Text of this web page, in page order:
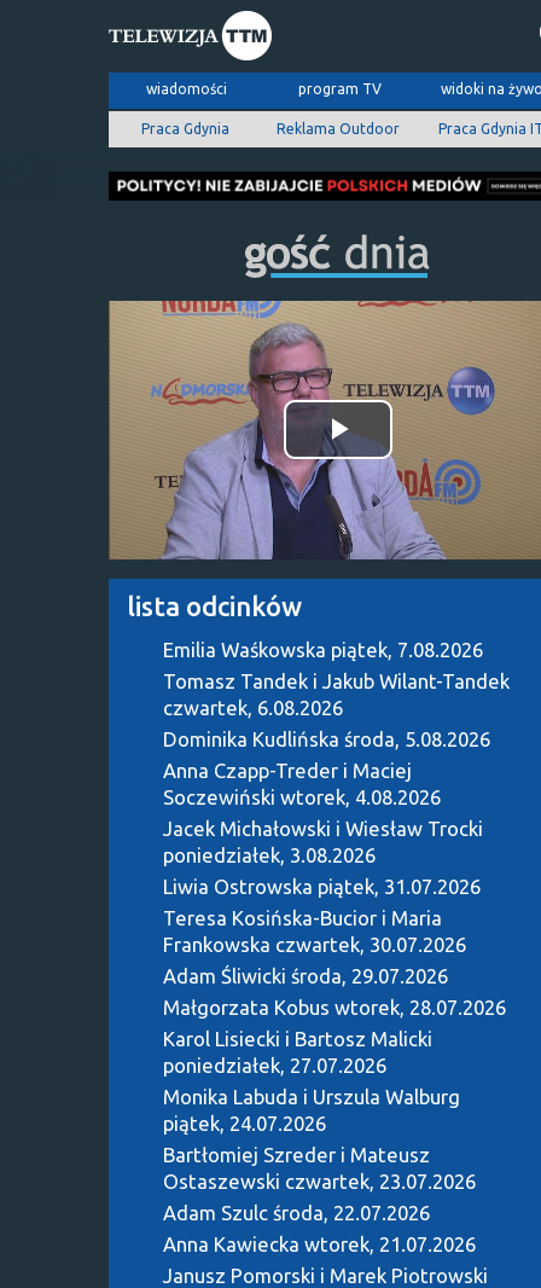
wiadomości program TV widoki na
Praca Gdynia Reklama Outdoor Praca Gdynia
Odtwórz
wideo
lista odcinków
Emilia Waśkowska piątek, 7.08.2026
Tomasz Tandek i Jakub Wilant-Tandek
czwartek, 6.08.2026
Dominika Kudlińska środa, 5.08.2026
Anna Czapp-Treder i Maciej
Soczewiński wtorek, 4.08.2026
Jacek Michałowski i Wiesław Trocki
poniedziałek, 3.08.2026
Liwia Ostrowska piątek, 31.07.2026
Teresa Kosińska-Bucior i Maria
Frankowska czwartek, 30.07.2026
Adam Śliwicki środa, 29.07.2026
Małgorzata Kobus wtorek, 28.07.2026
Karol Lisiecki i Bartosz Malicki
poniedziałek, 27.07.2026
Monika Labuda i Urszula Walburg
piątek, 24.07.2026
Bartłomiej Szreder i Mateusz
Ostaszewski czwartek, 23.07.2026
Adam Szulc środa, 22.07.2026
Anna Kawiecka wtorek, 21.07.2026
Janusz Pomorski i Marek Piotrowski